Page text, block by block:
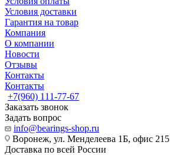
Условия доставки
Гарантия на товар
Компания
О компании
Новости
Отзывы
Контакты
Контакты
+7(960) 111-77-67
Заказать звонок
Задать вопрос
info@bearings-shop.ru
Воронеж, ул. Менделеева 1Б, офис 215
Доставка по всей России